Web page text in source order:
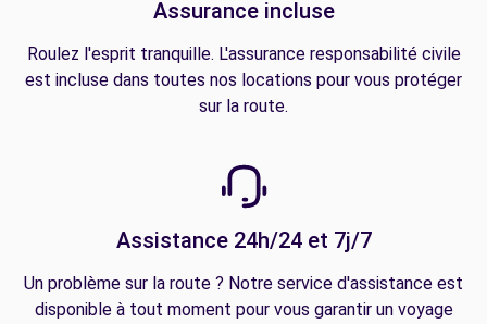
Assurance incluse
Roulez l'esprit tranquille. L'assurance responsabilité civile
est incluse dans toutes nos locations pour vous protéger
sur la route.
Assistance 24h/24 et 7j/7
Un problème sur la route ? Notre service d'assistance est
disponible à tout moment pour vous garantir un voyage